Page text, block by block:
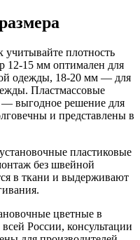
плотность
12-15 мм оптимален для
одежды, 18-20 мм — для
Пластмассовые
выгодное решение для
и представлены в
пластиковые
без швейной
в ткани и выдерживают
цветные в
России, консультации